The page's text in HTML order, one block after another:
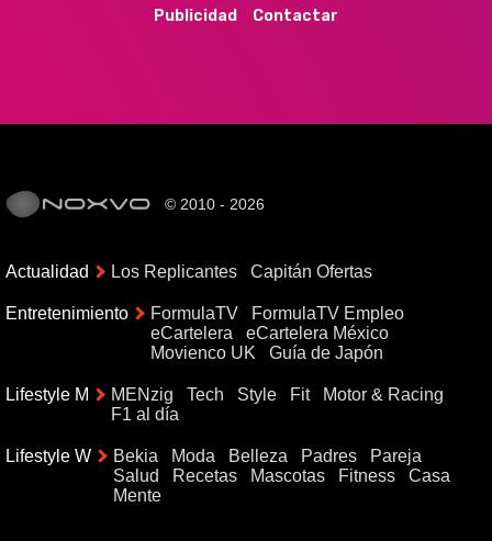
Publicidad
Contactar
© 2010 - 2026
Actualidad Los Replicantes Capitán Ofertas
Entretenimiento FormulaTV
FormulaTV Empleo
eCartelera
eCartelera México
Movienco UK
Guía de Japón
Lifestyle M MENzig Tech Style Fit
Motor & Racing
F1 al día
Lifestyle W Bekia Moda Belleza Padres
Pareja
Salud
Recetas Mascotas Fitness
Casa
Mente